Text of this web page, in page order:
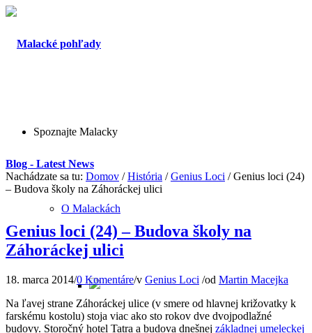
Spoznajte Malacky
O Malackách
Blog - Latest News
Nachádzate sa tu: Domov / História / Genius Loci / Genius loci (24)
– Budova školy na Záhoráckej ulici
Genius loci (24) – Budova školy na
Záhoráckej ulici
18. marca 2014/0 Komentáre/v Genius Loci /od Martin Macejka
Na ľavej strane Záhoráckej ulice (v smere od hlavnej križovatky k
farskému kostolu) stoja viac ako sto rokov dve dvojpodlažné
budovy. Storočný hotel Tatra a budova dnešnej základnej umeleckej